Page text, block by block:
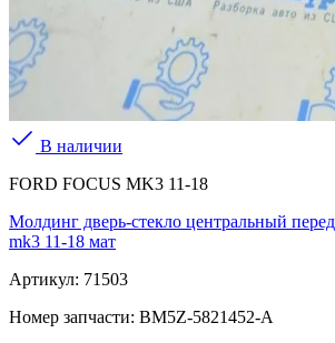
В наличии
FORD FOCUS MK3 11-18
Молдинг дверь-стекло центральный
mk3 11-18 мат
Артикул: 71503
Номер запчасти: BM5Z-5821452-A